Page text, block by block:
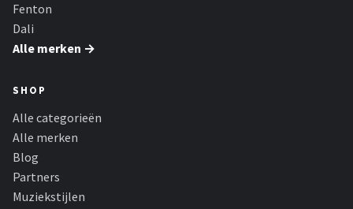
Fenton
Dali
Alle merken →
SHOP
Alle categorieën
Alle merken
Blog
Partners
Muziekstijlen